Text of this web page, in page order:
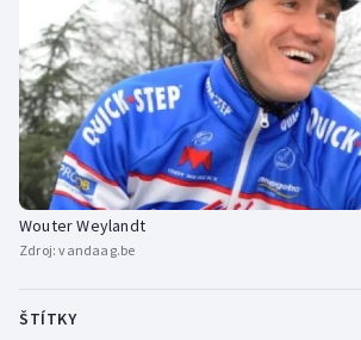
Wouter Weylandt
Zdroj:vandaag.be
ŠTÍTKY